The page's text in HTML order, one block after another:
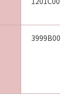
3999B008